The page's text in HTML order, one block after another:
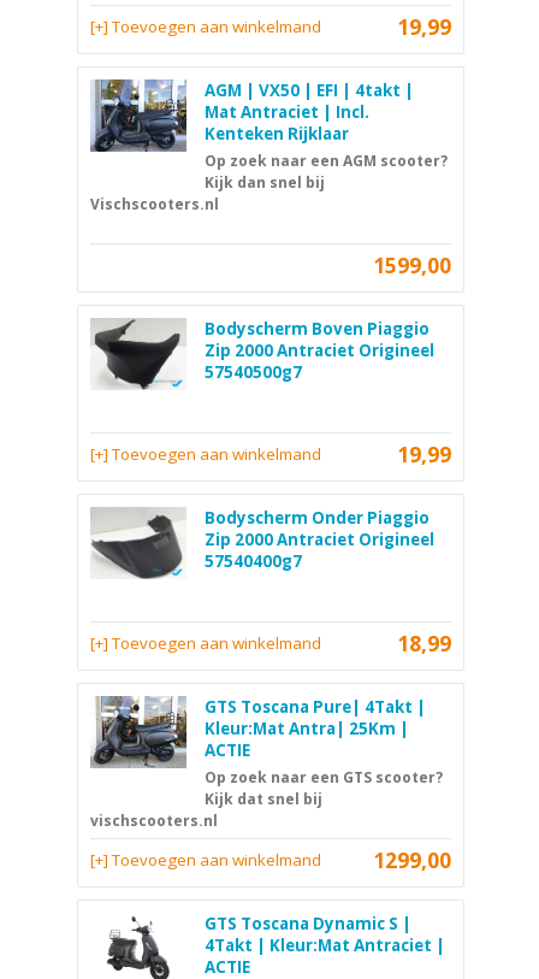
19,99
[+] Toevoegen aan winkelmand
AGM | VX50 | EFI | 4takt |
Mat Antraciet | Incl.
Kenteken Rijklaar
Op zoek naar een AGM scooter?
Kijk dan snel bij
Vischscooters.nl
1599,00
Bodyscherm Boven Piaggio
Zip 2000 Antraciet Origineel
57540500g7
19,99
[+] Toevoegen aan winkelmand
Bodyscherm Onder Piaggio
Zip 2000 Antraciet Origineel
57540400g7
18,99
[+] Toevoegen aan winkelmand
GTS Toscana Pure| 4Takt |
Kleur:Mat Antra| 25Km |
ACTIE
Op zoek naar een GTS scooter?
Kijk dat snel bij
vischscooters.nl
1299,00
[+] Toevoegen aan winkelmand
GTS Toscana Dynamic S |
4Takt | Kleur:Mat Antraciet |
ACTIE